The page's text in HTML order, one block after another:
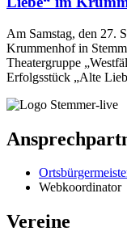
Am Samstag, den 27.
Krummenhof in
Theatergruppe
Erfolgsstück „Alte
Webkoordinator
Vereine